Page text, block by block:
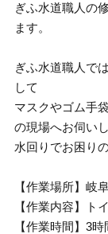
ぎふ水道職人の
ます。
ぎふ水道職人で
して
マスクやゴム手
の現場へお伺い
水回りでお困り
【作業場所】岐
【作業内容】ト
【作業時間】3